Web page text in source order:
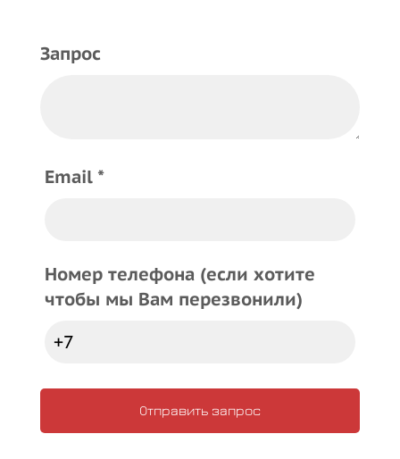
Запрос
Email *
Номер телефона (если хотите
чтобы мы Вам перезвонили)
Отправить запрос